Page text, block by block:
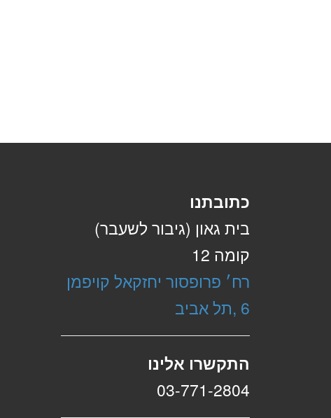
כתובתנו
בית גאון (גיבור לשעבר)
קומה 12
רח׳ פרופסור יחזקאל קויפמן
6 ,תל אביב
התקשרו אלינו
03-771-2804